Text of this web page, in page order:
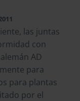
las juntas
con
AD
para
para plantas
por el